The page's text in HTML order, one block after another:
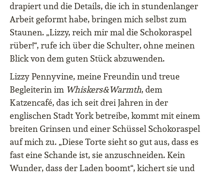
drapiert und die Details, die ich in stundenlanger
Arbeit geformt habe, bringen mich selbst zum
Staunen. „Lizzy, reich mir mal die Schokoraspel
rüber!“, rufe ich über die Schulter, ohne meinen
Blick von dem guten Stück abzuwenden.
Lizzy Pennyvine, meine Freundin und treue
Begleiterin im Whiskers&Warmth, dem
Katzencafé, das ich seit drei Jahren in der
englischen Stadt York betreibe, kommt mit einem
breiten Grinsen und einer Schüssel Schokoraspel
auf mich zu. „Diese Torte sieht so gut aus, dass es
fast eine Schande ist, sie anzuschneiden. Kein
Wunder, dass der Laden boomt“, kichert sie und